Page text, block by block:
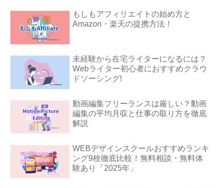
もしもアフィリエイトの始め方と
Amazon・楽天の提携方法！
未経験から在宅ライターになるには？
Webライター初心者におすすめクラウ
ドソーシング!
動画編集フリーランスは厳しい？動画
編集の平均月収と仕事の取り方を徹底
解説
WEBデザインスクールおすすめランキ
ング9校徹底比較！無料相談・無料体
験あり「2025年」